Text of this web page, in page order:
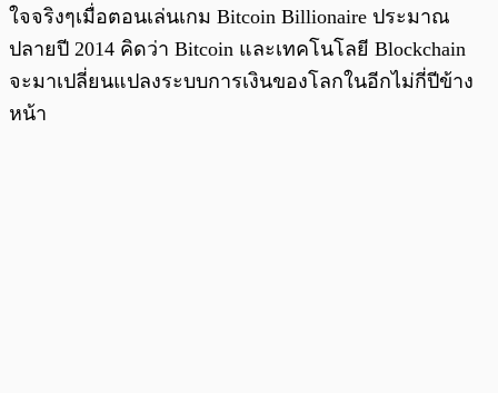
ใจจริงๆเมื่อตอนเล่นเกม Bitcoin Billionaire ประมาณ
ปลายปี 2014 คิดว่า Bitcoin และเทคโนโลยี Blockchain
จะมาเปลี่ยนแปลงระบบการเงินของโลกในอีกไม่กี่ปีข้าง
หน้า